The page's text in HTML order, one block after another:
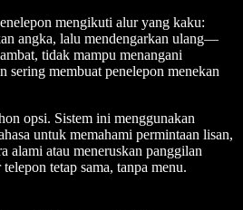
mengikuti alur yang kaku:
angka, lalu mendengarkan ulang—
tidak mampu menangani
sering membuat penelepon menekan
opsi. Sistem ini menggunakan
untuk memahami permintaan lisan,
alami atau meneruskan panggilan
tetap sama, tanpa menu.